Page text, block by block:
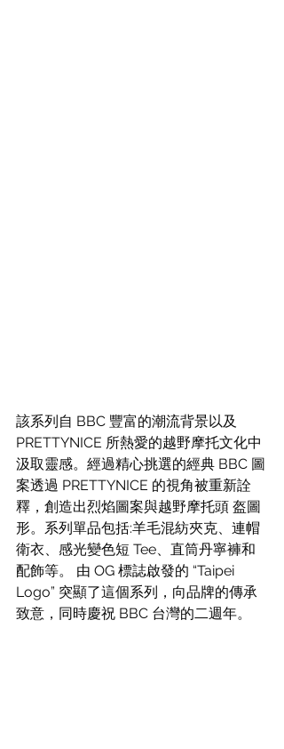
該系列自 BBC 豐富的潮流背景以及
PRETTYNICE 所熱愛的越野摩托文化中
汲取靈感。經過精心挑選的經典 BBC 圖
案透過 PRETTYNICE 的視角被重新詮
釋，創造出烈焰圖案與越野摩托頭 盔圖
形。系列單品包括:羊毛混紡夾克、連帽
衛衣、感光變色短 Tee、直筒丹寧褲和
配飾等。 由 OG 標誌啟發的 “Taipei
Logo” 突顯了這個系列，向品牌的傳承
致意，同時慶祝 BBC 台灣的二週年。